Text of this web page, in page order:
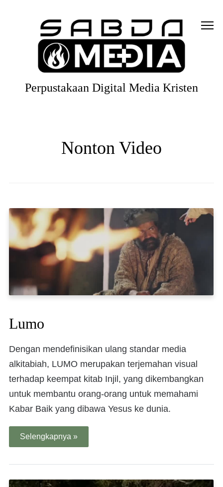
Perpustakaan Digital Media Kristen
Nonton Video
Lumo
Dengan mendefinisikan ulang standar media
alkitabiah, LUMO merupakan terjemahan visual
terhadap keempat kitab Injil, yang dikembangkan
untuk membantu orang-orang untuk memahami
Kabar Baik yang dibawa Yesus ke dunia.
Selengkapnya »